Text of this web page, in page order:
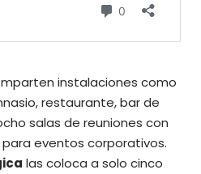
instalaciones como
restaurante, bar de
salas de reuniones con
eventos corporativos.
las coloca a solo cinco